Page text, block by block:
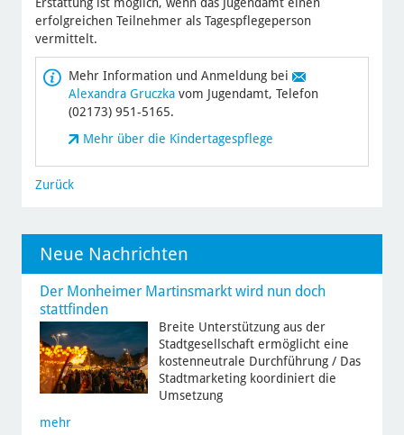
erfolgreichen Teilnehmer als Tagespflegeperson
vermittelt.
Mehr Information und Anmeldung bei
Alexandra Gruczkavom Jugendamt, Telefon
(02173) 951-5165.
Mehr über die Kindertagespflege
Zurück
Neue Nachrichten
Der Monheimer Martinsmarkt wird nun doch
stattfinden
Breite Unterstützung aus der
Stadtgesellschaft ermöglicht eine
kostenneutrale Durchführung / Das
Stadtmarketing koordiniert die
Umsetzung
mehr